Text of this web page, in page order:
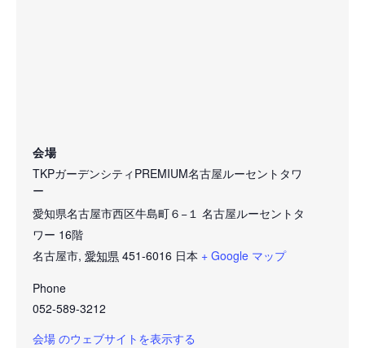
会場
TKPガーデンシティPREMIUM名古屋ルーセントタワ
ー
愛知県名古屋市西区牛島町６−１ 名古屋ルーセントタ
ワー 16階
名古屋市, 愛知県 451-6016 日本 + Google マップ
Phone
052-589-3212
会場 のウェブサイトを表示する